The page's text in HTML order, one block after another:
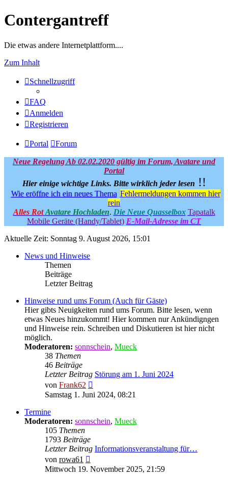
Contergantreff
Die etwas andere Internetplattform....
Zum Inhalt
Schnellzugriff
FAQ
Anmelden
Registrieren
Portal Forum
Neue Regelung Ab 02.02.2020 gültig im Forum, Avatare und
Portal
Hier einige wichtige Links. Bitte wirklich jeder lesen !!
Wie eröffne ich ein neues Thema Fehlermeldungen kommen hier
rein
Alles Rot Avatare Hochladen. Die Neue Quasselbox Tapatalk
Mobile Geräte (Handy/Tablet) E-Mail-Adresse im CT
Aktuelle Zeit: Sonntag 9. August 2026, 15:01
News und Hinweise
Themen
Beiträge
Letzter Beitrag
Hinweise rund ums Forum (Auch für Gäste)
Hier gibts Neuigkeiten rund ums Forum. Bitte lesen, wenn
etwas Neues hinzukommt! Hier kommen nur Ankündigngen
und Hinweise rein. Schreiben und Diskutieren ist hier nicht
möglich.
Moderatoren: sonnschein, Mueck
38 Themen
46 Beiträge
Letzter Beitrag Störung am 1. Juni 2024
von Frank62
Beitrag
Samstag 1. Juni 2024, 08:21
Termine
Moderatoren: sonnschein, Mueck
105 Themen
1793 Beiträge
Letzter Beitrag Informationsveranstaltung für…
von rowa61
Beitrag
Mittwoch 19. November 2025, 21:59